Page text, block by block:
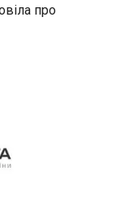
про